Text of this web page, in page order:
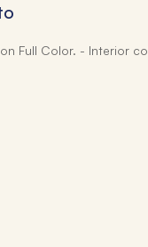
Full Color. - Interior